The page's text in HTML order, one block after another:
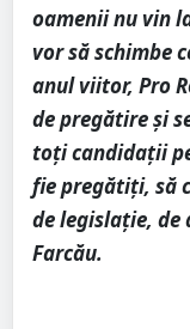
oamenii nu vin
vor să schimbe
anul viitor, Pro
de pregătire și
toți candidații
fie pregătiți, să
de legislație, de
Farcău.